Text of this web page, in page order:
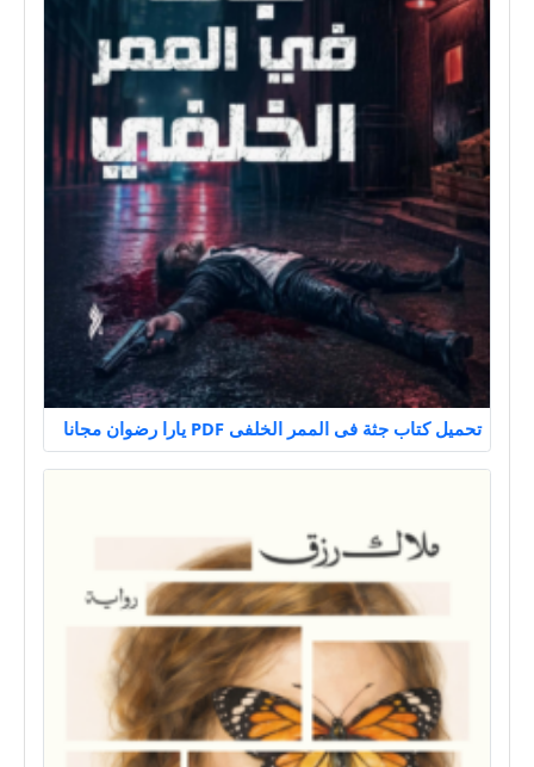
تحميل كتاب جثة فى الممر الخلفى PDF يارا رضوان مجانا